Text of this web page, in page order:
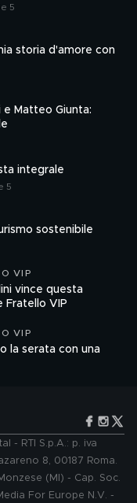
5
storia d'amore con
e Matteo Giunta:
integrale
5
sostenibile
VIP
vince questa
Fratello VIP
VIP
la serata con una
- RTI S.p.A.: p. iva
8, 00187 Roma.
(MI) - Cap. Soc.
For Europe N.V. -